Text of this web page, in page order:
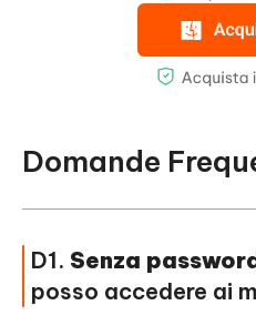
Domande
D1. Senza
posso accedere ai